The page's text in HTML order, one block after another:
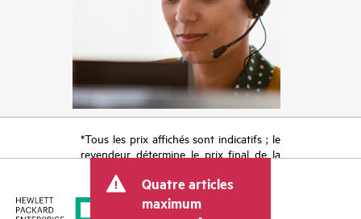
*Tous les prix affichés sont indicatifs ; le
revendeur détermine le prix final de la
tels que la TVA ou les taxes sur la vente
et les frais d’expédition. Le prix de la
transaction déterminé par le revendeur
Quatre articles
maximum